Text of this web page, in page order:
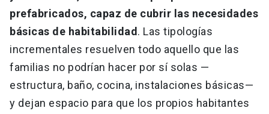
prefabricados, capaz de cubrir las necesidades
básicas de habitabilidad. Las tipologías
incrementales resuelven todo aquello que las
familias no podrían hacer por sí solas —
estructura, baño, cocina, instalaciones básicas—
y dejan espacio para que los propios habitantes